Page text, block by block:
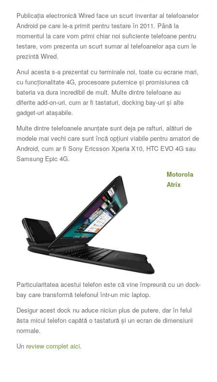
Publicaţia electronică Wired face un scurt inventar al telefoanelor
Android pe care le-a primit pentru testare în 2011. Până la
momentul la care vom primi chiar noi suficiente telefoane pentru
testare, vom prezenta un scurt sumar al telefoanelor aşa cum le
prezintă Wired.
Anul acesta s-a prezentat cu terminale noi, toate cu ecrane mari,
cu funcţionalitate 4G, procesoare puternice şi promisiunea că
bateria va dura incredibil de mult. Multe dintre telefoane au
diferite add-on-uri, cum ar fi tastaturi, docking bay-uri şi alte
gadget-uri ataşabile.
Multe dintre telefoanele anunţate sunt deja pe rafturi, alături de
modele mai vechi care sunt încă opţiuni viabile pentru amatori de
Android, cum ar fi Sony Ericsson Xperia X10, HTC EVO 4G sau
Samsung Epic 4G.
Motorola
Atrix
Particularitatea acestui telefon este că vine împreună cu un dock-
bay care transformă telefonul într-un mic laptop.
Desigur acest dock nu aduce niciun plus de putere, dar în felul
ăsta micul telefon capătă o tastatură şi un ecran de dimensiuni
normale.
Un review complet aici.